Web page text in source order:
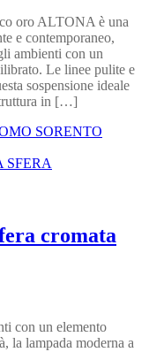
oro ALTONA è una
e contemporaneo,
ambienti con un
Le linee pulite e
sospensione ideale
in […]
cromata
con un elemento
la lampada moderna a